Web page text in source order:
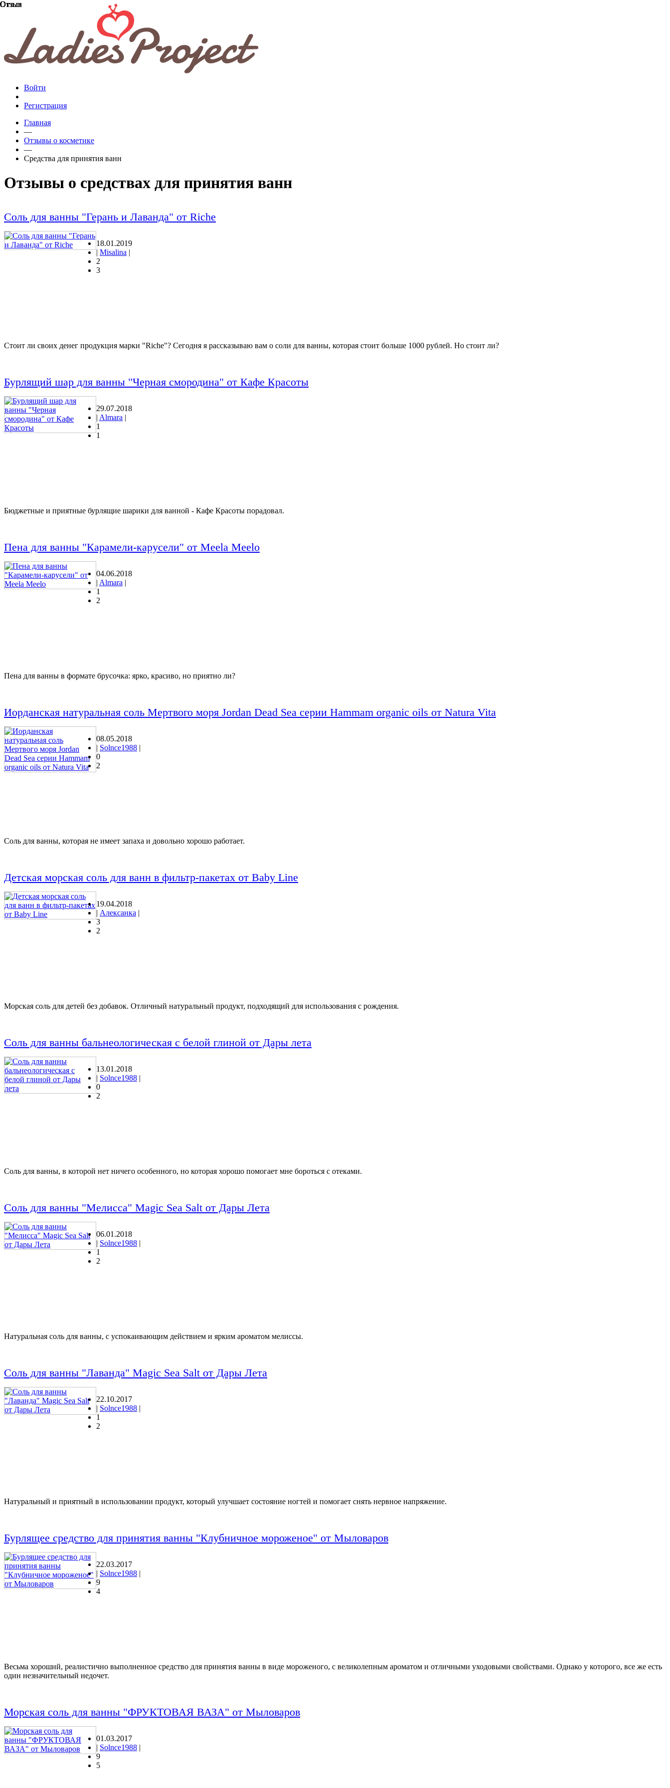
Войти
Регистрация
Главная
—
Отзывы о косметике
—
Средства для принятия ванн
Отзывы о средствах для принятия ванн
Отзыв
Соль для ванны "Герань и Лаванда" от Riche
18.01.2019
| Misalina |
2
3
Стоит ли своих денег продукция марки "Riche"? Сегодня я рассказываю вам о соли для ванны, которая стоит больше 1000 рублей. Но стоит ли?
Отзыв
Бурлящий шар для ванны "Черная смородина" от Кафе Красоты
29.07.2018
| Almara |
1
1
Бюджетные и приятные бурлящие шарики для ванной - Кафе Красоты порадовал.
Отзыв
Пена для ванны "Карамели-карусели" от Meela Meelo
04.06.2018
| Almara |
1
2
Пена для ванны в формате брусочка: ярко, красиво, но приятно ли?
Отзыв
Иорданская натуральная соль Мертвого моря Jordan Dead Sea серии Hammam organic oils от Natura Vita
08.05.2018
| Solnce1988 |
0
2
Соль для ванны, которая не имеет запаха и довольно хорошо работает.
Отзыв
Детская морская соль для ванн в фильтр-пакетах от Baby Line
19.04.2018
| Алексанка |
3
2
Морская соль для детей без добавок. Отличный натуральный продукт, подходящий для использования с рождения.
Отзыв
Соль для ванны бальнеологическая с белой глиной от Дары лета
13.01.2018
| Solnce1988 |
0
2
Соль для ванны, в которой нет ничего особенного, но которая хорошо помогает мне бороться с отеками.
Отзыв
Соль для ванны "Мелисса" Magic Sea Salt от Дары Лета
06.01.2018
| Solnce1988 |
1
2
Натуральная соль для ванны, с успокаивающим действием и ярким ароматом мелиссы.
Отзыв
Соль для ванны "Лаванда" Magic Sea Salt от Дары Лета
22.10.2017
| Solnce1988 |
1
2
Натуральный и приятный в использовании продукт, который улучшает состояние ногтей и помогает снять нервное напряжение.
Отзыв
Бурлящее средство для принятия ванны "Клубничное мороженое" от Мыловаров
22.03.2017
| Solnce1988 |
9
4
Весьма хороший, реалистично выполненное средство для принятия ванны в виде мороженого, с великолепным ароматом и отличными уходовыми свойствами. Однако у которого, все же есть
один незначительный недочет.
Отзыв
Морская соль для ванны "ФРУКТОВАЯ ВАЗА" от Мыловаров
01.03.2017
| Solnce1988 |
9
5
Отзыв
Отзыв
Отзыв
Отзыв
Отзыв
Отзыв
Отзыв
Отзыв
Отзыв
Отзыв